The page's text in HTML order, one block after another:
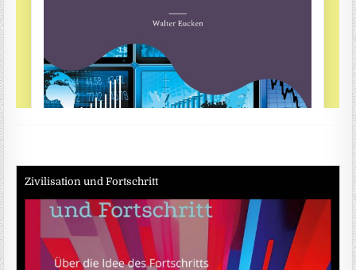
Zivilisation und Fortschritt